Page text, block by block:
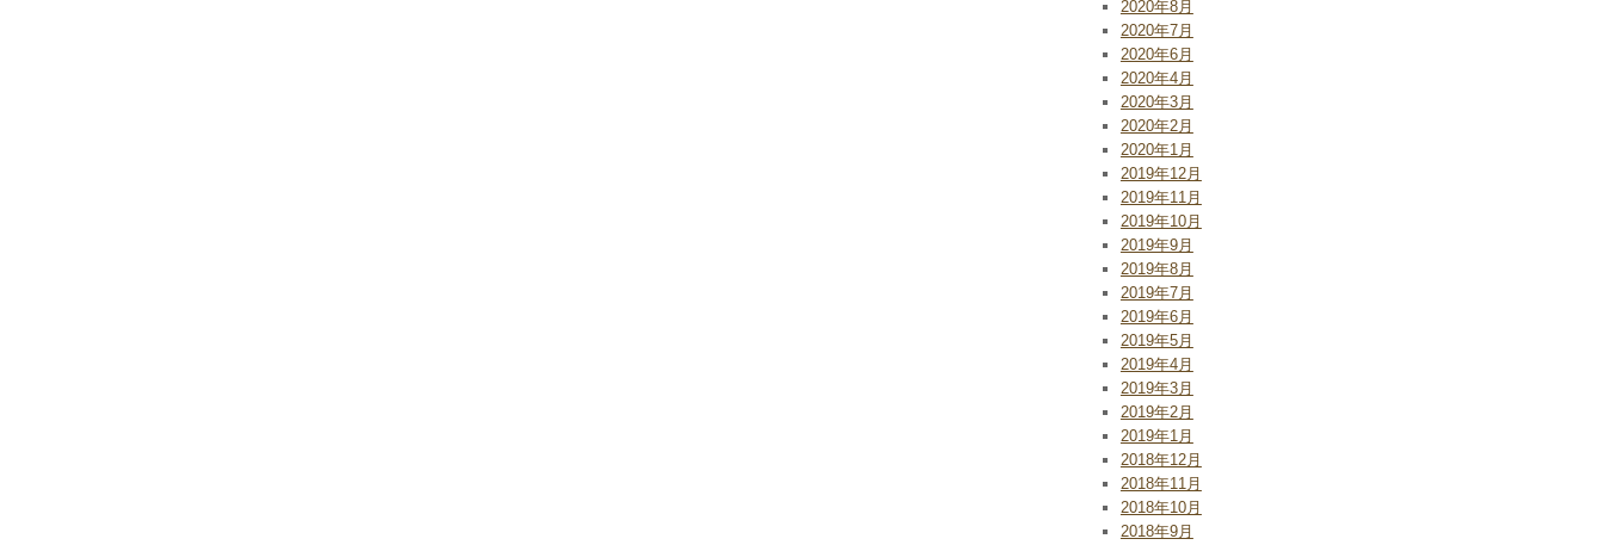
2020年8月
2020年7月
2020年6月
2020年4月
2020年3月
2020年2月
2020年1月
2019年12月
2019年11月
2019年10月
2019年9月
2019年8月
2019年7月
2019年6月
2019年5月
2019年4月
2019年3月
2019年2月
2019年1月
2018年12月
2018年11月
2018年10月
2018年9月